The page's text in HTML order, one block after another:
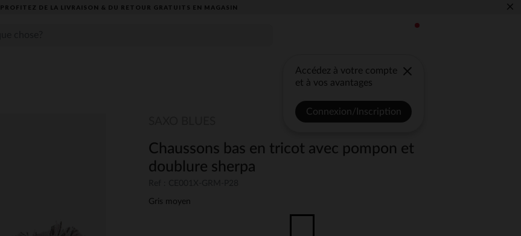
PROFITEZ DE LA LIVRAISON & DU RETOUR GRATUITS EN MAGASIN​ ×
Accédez à votre compte
et à vos avantages
Connexion/Inscription
Chaussons bas en tricot avec pompon et
doublure sherpa
Gris moyen